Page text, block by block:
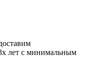
лет с минимальным